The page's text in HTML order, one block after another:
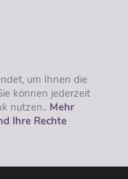
um Ihnen die
können jederzeit
nutzen.. Mehr
Ihre Rechte